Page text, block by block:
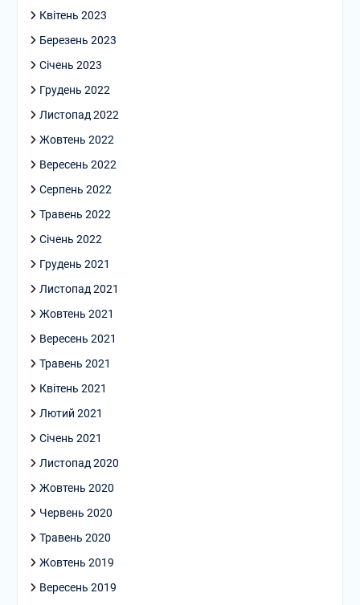
Квітень 2023
Березень 2023
Січень 2023
Грудень 2022
Листопад 2022
Жовтень 2022
Вересень 2022
Серпень 2022
Травень 2022
Січень 2022
Грудень 2021
Листопад 2021
Жовтень 2021
Вересень 2021
Травень 2021
Квітень 2021
Лютий 2021
Січень 2021
Листопад 2020
Жовтень 2020
Червень 2020
Травень 2020
Жовтень 2019
Вересень 2019